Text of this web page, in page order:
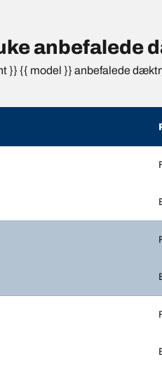
anbefalede
}} {{ model }} anbefalede